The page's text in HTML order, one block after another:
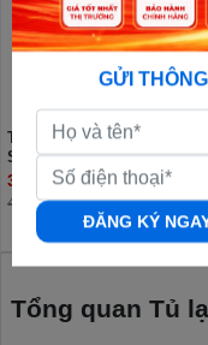
Tủ lạnh Samsung Inverter
Side By Side
30.790.000đ
41.940.000đ
Tổng quan Tủ
GỬI
ĐĂNG KÝ